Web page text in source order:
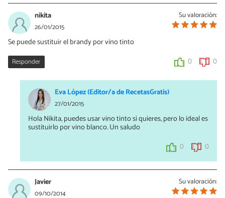
Su valoración:
nikita
26/01/2015
Se puede sustituir el brandy por vino tinto
Responder 0 0
Eva López (Editor/a de RecetasGratis)
27/01/2015
Hola Nikita, puedes usar vino tinto si quieres, pero lo ideal es
sustituirlo por vino blanco. Un saludo
0 0
Su valoración:
Javier
09/10/2014